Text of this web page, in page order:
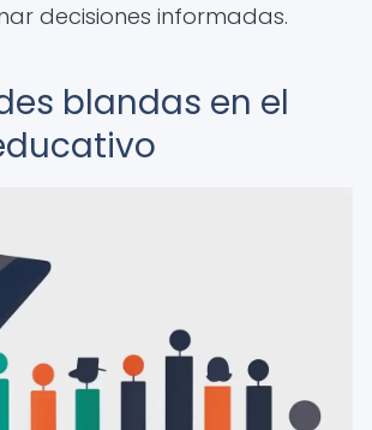
decisiones informadas.
blandas en el